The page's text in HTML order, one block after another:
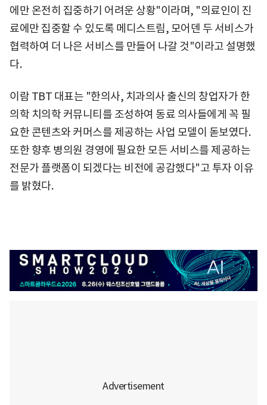
에만 온전히 집중하기 어려운 상황"이라며, "의료인이 진
료에만 집중할 수 있도록 메디스트림, 모어덴 두 서비스가
협력하여 더 나은 서비스를 만들어 나갈 것"이라고 설명했
다.
이람 TBT 대표는 "한의사, 치과의사 출신의 창업자가 한
의학 치의학 커뮤니티를 조성하여 동료 의사들에게 꼭 필
요한 콘텐츠와 커머스를 제공하는 사업 모델이 돋보였다.
또한 향후 병의원 경영에 필요한 모든 서비스를 제공하는
전문가 플랫폼이 되겠다는 비전에 공감했다"고 투자 이유
를 밝혔다.